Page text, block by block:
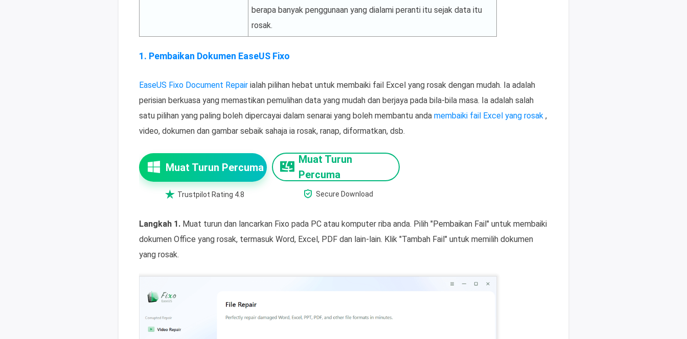
berapa banyak penggunaan yang dialami peranti itu sejak data itu
rosak.
1. Pembaikan Dokumen EaseUS Fixo
EaseUS Fixo Document Repair ialah pilihan hebat untuk membaiki fail Excel yang rosak dengan mudah. Ia adalah
perisian berkuasa yang memastikan pemulihan data yang mudah dan berjaya pada bila-bila masa. Ia adalah salah
satu pilihan yang paling boleh dipercayai dalam senarai yang boleh membantu anda membaiki fail Excel yang rosak ,
video, dokumen dan gambar sebaik sahaja ia rosak, ranap, diformatkan, dsb.
Muat Turun Percuma
 Trustpilot Rating 4.8
Muat Turun
Percuma
 Secure Download
Langkah 1. Muat turun dan lancarkan Fixo pada PC atau komputer riba anda. Pilih "Pembaikan Fail" untuk membaiki
dokumen Office yang rosak, termasuk Word, Excel, PDF dan lain-lain. Klik "Tambah Fail" untuk memilih dokumen
yang rosak.